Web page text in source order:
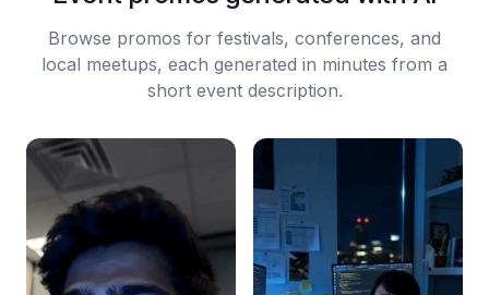
Browse promos for festivals, conferences, and
local meetups, each generated in minutes from a
short event description.